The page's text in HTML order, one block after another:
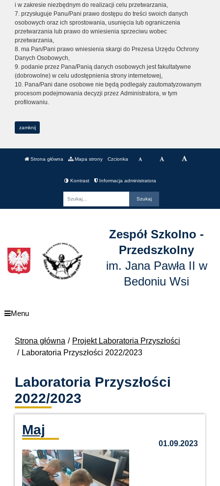
i w zakresie niezbędnym do realizacji celu przetwarzania,
7. przysługuje Panu/Pani prawo dostępu do treści swoich danych
osobowych oraz ich sprostowania, usunięcia lub ograniczenia
przetwarzania lub prawo do wniesienia sprzeciwu wobec
przetwarzania,
8. ma Pan/Pani prawo wniesienia skargi do Prezesa Urzędu Ochrony
Danych Osobowych,
9. podanie przez Pana/Panią danych osobowych jest fakultatywne
(dobrowolne) w celu udostępnienia strony internetowej,
10. Pana/Pani dane osobowe nie będą podlegały zautomatyzowanym
procesom podejmowania decyzji przez Administratora, w tym
profilowaniu.
zamknij
Strona główna Mapa strony Czcionka
Kontrast Informacja administratora
Zespół Szkolno -
Przedszkolny
im. Jana Pawła II w
Bedoniu Wsi
Menu
Strona główna
Projekt Laboratoria Przyszłości
Laboratoria Przyszłości 2022/2023
Laboratoria Przyszłości
2022/2023
Maj
01.09.2023